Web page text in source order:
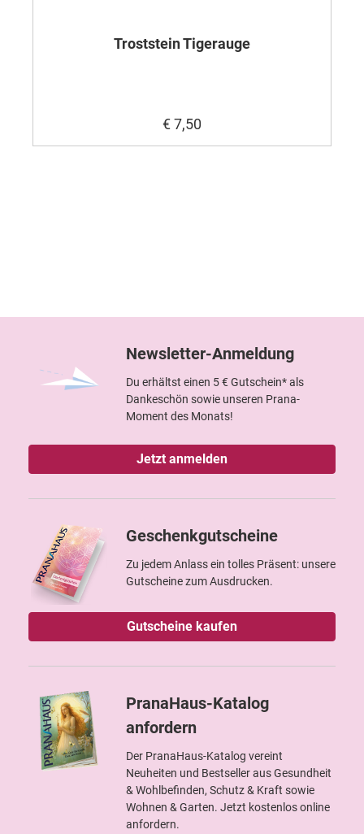
Troststein Tigerauge
€ 7,50
Newsletter-Anmeldung
Du erhältst einen 5 € Gutschein* als
Dankeschön sowie unseren Prana-
Moment des Monats!
Jetzt anmelden
Geschenkgutscheine
Zu jedem Anlass ein tolles Präsent: unsere
Gutscheine zum Ausdrucken.
Gutscheine kaufen
PranaHaus-Katalog
anfordern
Der PranaHaus-Katalog vereint
Neuheiten und Bestseller aus Gesundheit
& Wohlbefinden, Schutz & Kraft sowie
Wohnen & Garten. Jetzt kostenlos online
anfordern.